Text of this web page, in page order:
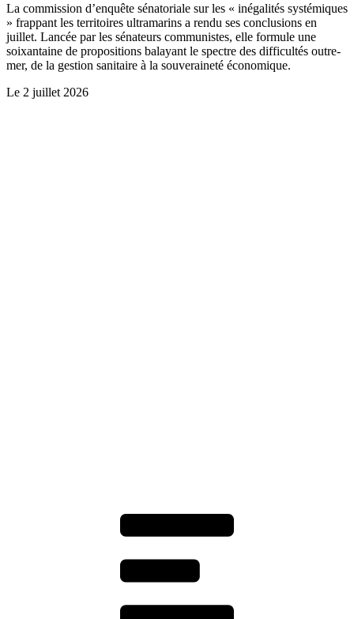
La commission d’enquête sénatoriale sur les « inégalités systémiques
» frappant les territoires ultramarins a rendu ses conclusions en
juillet. Lancée par les sénateurs communistes, elle formule une
soixantaine de propositions balayant le spectre des difficultés outre-
mer, de la gestion sanitaire à la souveraineté économique.
Le 2 juillet 2026